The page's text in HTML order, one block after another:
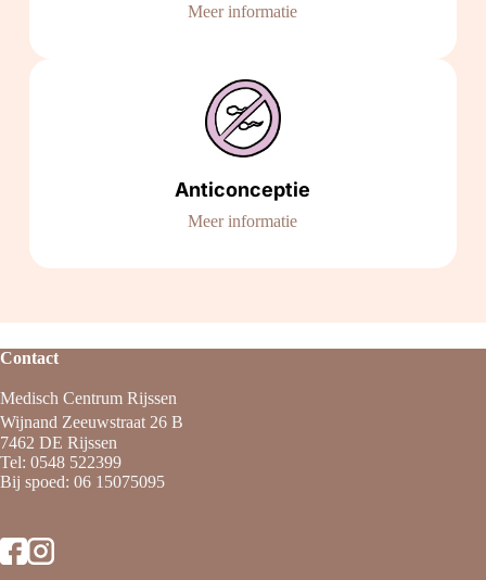
Meer informatie
Anticonceptie
Meer informatie
Contact
Medisch Centrum Rijssen
Wijnand Zeeuwstraat 26 B
7462 DE Rijssen
Tel: 0548 522399
Bij spoed: 06 15075095